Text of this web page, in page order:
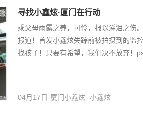
寻找小鑫炫·厦门在行动
乘父母雨露之养，可怜，报以涕泪之伤
报道！首发小鑫炫失踪前被拍摄到的监
找孩子！只要有希望，我们决不放弃！
04月17日 厦门小鑫炫 小鑫炫